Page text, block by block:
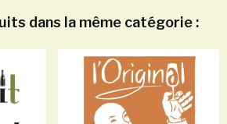
dans la même catégorie :